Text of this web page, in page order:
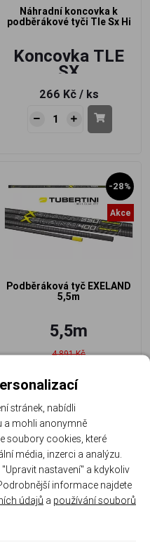
Náhradní koncovka k
podběrákové tyči Tle Sx Hi
Koncovka TLE
SX
266 Kč / ks
-28%
Akce
Podběráková tyč EXELAND
5,5m
5,5m
4 891 Kč
-28%
Akce
TOP
stránek, nabídli
a mohli anonymně
soubory cookies, které
média, inzerci a analýzu.
nastavení" a kdykoliv
informace najdete
údajů a používání souborů